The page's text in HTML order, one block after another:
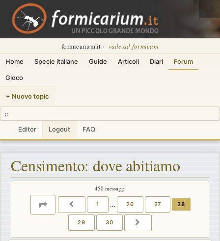
formicarium.it · vade ad formicam
Home Specie italiane Guide Articoli Diari Forum
Gioco
+ Nuovo topic
⌕
Editor Logout FAQ
🌙
Censimento: dove abitiamo
450 messaggi
PAGINA28 30
PRECEDENTE
1 … 26 27 28
29 30